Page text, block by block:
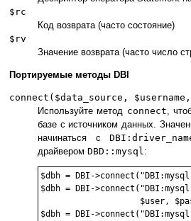
$rc
Код возврата (часто состояние)
$rv
Значение возврата (часто число
Портируемые методы DBI
connect($data_source,
Используйте метод connect,
базе с источником данных.
начинаться с
драйвером DBD::mysql:
$dbh = DBI-
$dbh = DBI-
$user,
$dbh = DBI-